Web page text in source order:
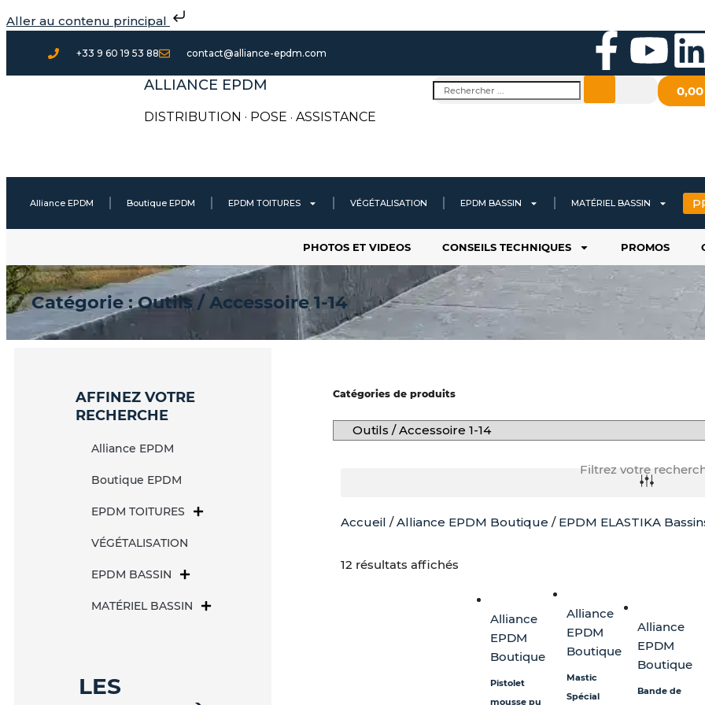
Aller au contenu principal
au
contenu
+33 9 60 19 53 88 contact@alliance-epdm.com
F
a
e
b
o
o
k
Y
o
t
u
b
e
i
i
ALLIANCE EPDM
DISTRIBUTION · POSE · ASSISTANCE
Rechercher
Alliance EPDM Boutique EPDM EPDM TOITURES VÉGÉTALISATION EPDM BASSIN MATÉRIEL BASSIN
PHOTOS ET VIDEOS CONSEILS TECHNIQUES PROMOS
Catégorie : Outils / Accessoire 1-14
AFFINEZ VOTRE
RECHERCHE
Alliance EPDM
Boutique EPDM
EPDM TOITURES
VÉGÉTALISATION
EPDM BASSIN
MATÉRIEL BASSIN
LES
Catégories de produits
Filtrez votre
Accueil /Alliance EPDM Boutique / EPDM ELASTIKA
12 résultats affichés
Alliance
EPDM
Boutique
Pistolet
mousse pu
Alliance
EPDM
Boutique
Mastic
Spécial
Alliance
EPDM
Boutique
Bande de